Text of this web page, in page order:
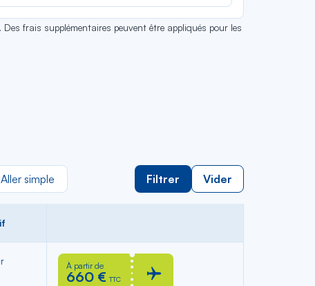
frais supplémentaires peuvent être appliqués pour les
Aller simple Filtrer Vider
À partir de
660 € TTC